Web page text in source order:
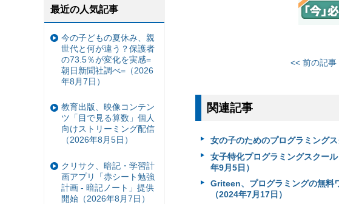
<< 前の記事
関連記事
女の子のためのプログラミング
女子特化プログラミングスクー
年9月5日）
Griteen、プログラミングの無料
（2024年7月17日）
最近の人気記事
今の子どもの夏休み、親
世代と何が違う？保護者
の73.5％が変化を実感=
朝日新聞社調べ=（2026
年8月7日）
教育出版、映像コンテン
ツ「目で見る算数」個人
向けストリーミング配信
（2026年8月5日）
クリサク、暗記・学習計
画アプリ「赤シート勉強
計画 - 暗記ノート」提供
開始（2026年8月7日）